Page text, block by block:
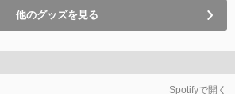
他のグッズを見る
Spotifyで開く